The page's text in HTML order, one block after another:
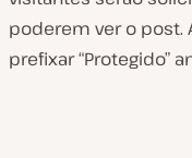
poderem ver o post.
prefixar “Protegido”